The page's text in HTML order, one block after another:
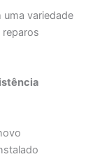
uma variedade